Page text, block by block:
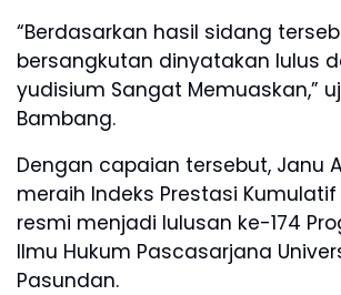
“Berdasarkan hasil sidang
bersangkutan dinyatakan lulus
yudisium Sangat Memuaskan,”
Bambang.
Dengan capaian tersebut, Janu
meraih Indeks Prestasi Kumulatif
resmi menjadi lulusan ke-174
Ilmu Hukum Pascasarjana
Pasundan.